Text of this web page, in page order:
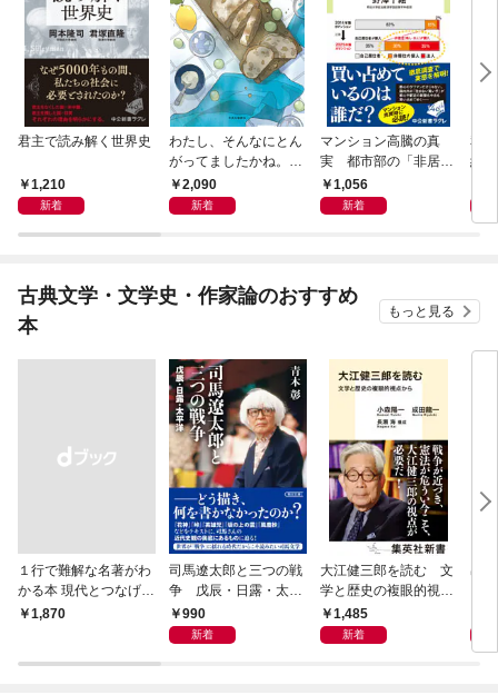
君主で読み解く世界史
1,210
新着
わたし、そんなにとん
がってましたかね。
獅子座、Ａ型、丙午は
めぐる
2,090
新着
マンション高騰の真
実 都市部の「非居住
化」が街を壊す
1,056
新着
私
紀
古典文学・文学史・作家論のおすすめ
本
もっと見る
１行で難解な名著がわ
かる本 現代とつなげて
エッセンスをつかむ50
￥1,870
司馬遼太郎と三つの戦
争 戊辰・日露・太平
洋990
新着
大江健三郎を読む 文
学と歴史の複眼的視点
から1,485
新着
出